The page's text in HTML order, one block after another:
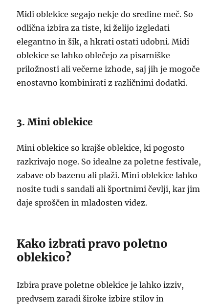
Midi oblekice segajo nekje do sredine meč. So
odlična izbira za tiste, ki želijo izgledati
elegantno in šik, a hkrati ostati udobni. Midi
oblekice se lahko oblečejo za pisarniške
priložnosti ali večerne izhode, saj jih je mogoče
enostavno kombinirati z različnimi dodatki.
3. Mini oblekice
Mini oblekice so krajše oblekice, ki pogosto
razkrivajo noge. So idealne za poletne festivale,
zabave ob bazenu ali plaži. Mini oblekice lahko
nosite tudi s sandali ali športnimi čevlji, kar jim
daje sproščen in mladosten videz.
Kako izbrati pravo poletno
oblekico?
Izbira prave poletne oblekice je lahko izziv,
predvsem zaradi široke izbire stilov in